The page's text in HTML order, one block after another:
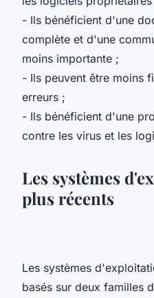
- Ils bénéficient d'une
complète et d'une
moins importante ;
- Ils peuvent être moins
erreurs ;
- Ils bénéficient d'une
contre les virus et les
Les systèmes
plus récents
Les systèmes
basés sur deux familles